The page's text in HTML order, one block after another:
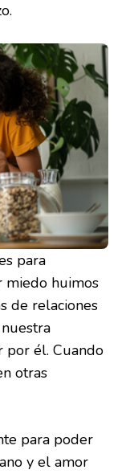
para
miedo huimos
de relaciones
por él. Cuando
otras
para poder
y el amor